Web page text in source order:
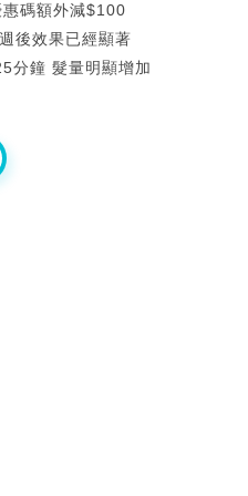
碼額外減$100
後效果已經顯著
分鐘 髮量明顯增加